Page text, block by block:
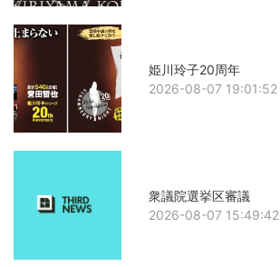
姫川玲子20周年
2026-08-07 19:01:52
衆議院選挙区審議
2026-08-07 15:49:42